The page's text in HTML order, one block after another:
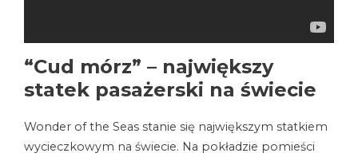
“Cud mórz” – największy
statek pasażerski na świecie
Wonder of the Seas stanie się największym statkiem
wycieczkowym na świecie. Na pokładzie pomieści